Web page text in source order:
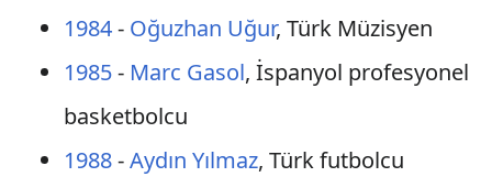
1984- Oğuzhan Uğur, Türk Müzisyen
1985- Marc Gasol, İspanyol profesyonel
basketbolcu
1988-Aydın Yılmaz, Türk futbolcu